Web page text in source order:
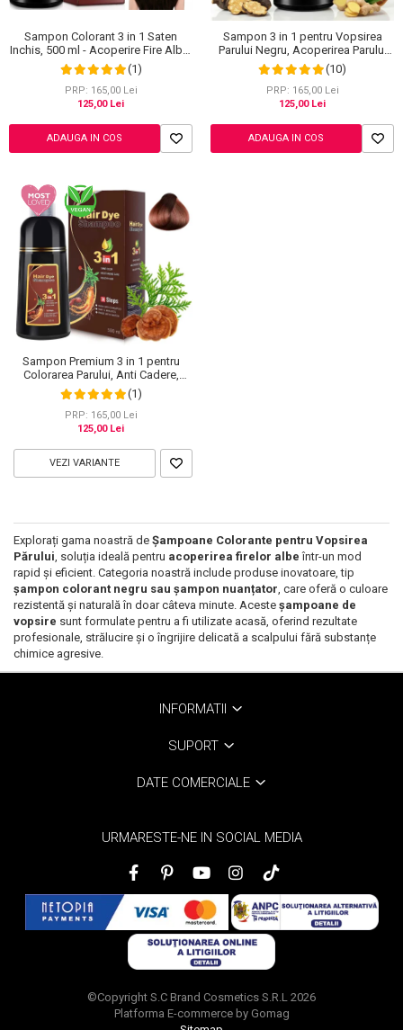
Sampon Colorant 3 in 1 Saten
Inchis, 500 ml - Acoperire Fire Albe,
Hranire si Anti-Cadere
(1)
PRP: 165,00 Lei
125,00 Lei
ADAUGA IN COS
Sampon 3 in 1 pentru Vopsirea
Parului Negru, Acoperirea Parului
Alb, Regenerare cu Ghimbir, 500 ml
(10)
PRP: 165,00 Lei
125,00 Lei
ADAUGA IN COS
Sampon Premium 3 in 1 pentru
Colorarea Parului, Anti Cadere,
Regenerare cu Ghimbir si Ginseng,
500 ml, #3 Saten inchis (Dark
Brown)
(1)
PRP: 165,00 Lei
125,00 Lei
VEZI VARIANTE
Explorați gama noastră de Șampoane Colorante pentru Vopsirea
Părului , soluția ideală pentru acoperirea firelor albe într-un mod
rapid și eficient. Categoria noastră include produse inovatoare, tip
șampon colorant negru sau șampon nuanțator , care oferă o culoare
rezistentă și naturală în doar câteva minute. Aceste șampoane de
vopsire sunt formulate pentru a fi utilizate acasă, oferind rezultate
profesionale, strălucire și o îngrijire delicată a scalpului fără substanțe
chimice agresive.
INFORMATII
SUPORT
DATE COMERCIALE
URMARESTE-NE IN SOCIAL MEDIA
©Copyright S.C Brand Cosmetics S.R.L 2026
Platforma E-commerce by Gomag